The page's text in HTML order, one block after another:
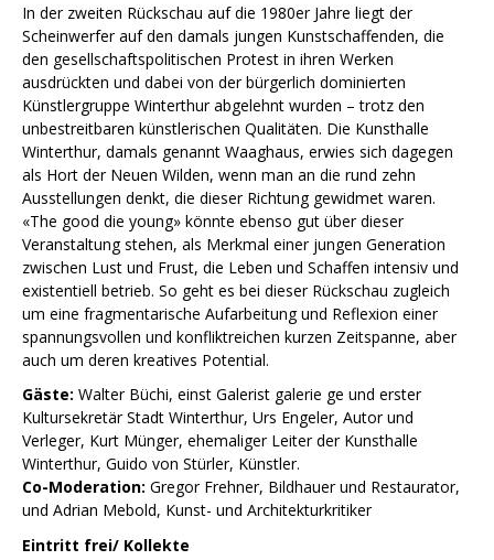
In der zweiten Rückschau auf die 1980er Jahre liegt der
Scheinwerfer auf den damals jungen Kunstschaffenden, die
den gesellschaftspolitischen Protest in ihren Werken
ausdrückten und dabei von der bürgerlich dominierten
Künstlergruppe Winterthur abgelehnt wurden – trotz den
unbestreitbaren künstlerischen Qualitäten. Die Kunsthalle
Winterthur, damals genannt Waaghaus, erwies sich dagegen
als Hort der Neuen Wilden, wenn man an die rund zehn
Ausstellungen denkt, die dieser Richtung gewidmet waren.
«The good die young» könnte ebenso gut über dieser
Veranstaltung stehen, als Merkmal einer jungen Generation
zwischen Lust und Frust, die Leben und Schaffen intensiv und
existentiell betrieb. So geht es bei dieser Rückschau zugleich
um eine fragmentarische Aufarbeitung und Reflexion einer
spannungsvollen und konfliktreichen kurzen Zeitspanne, aber
auch um deren kreatives Potential.
Gäste: Walter Büchi, einst Galerist galerie ge und erster
Kultursekretär Stadt Winterthur, Urs Engeler, Autor und
Verleger, Kurt Münger, ehemaliger Leiter der Kunsthalle
Winterthur, Guido von Stürler, Künstler.
Co-Moderation: Gregor Frehner, Bildhauer und Restaurator,
und Adrian Mebold, Kunst- und Architekturkritiker
Eintritt frei/ Kollekte